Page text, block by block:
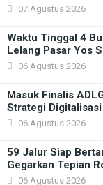
07 Agustus 2026
Waktu Tinggal 4
Lelang Pasar Yos
06 Agustus 2026
Masuk Finalis
Strategi
06 Agustus 2026
59 Jalur Siap
Gegarkan Tepian
06 Agustus 2026